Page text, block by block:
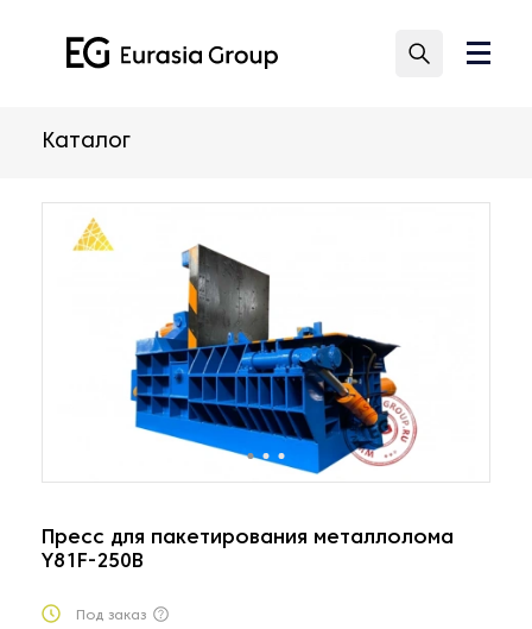
Каталог
Пресс для пакетирования металлолома
Y81F-250B
Под заказ